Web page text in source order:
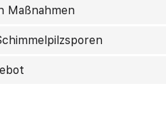
Maßnahmen